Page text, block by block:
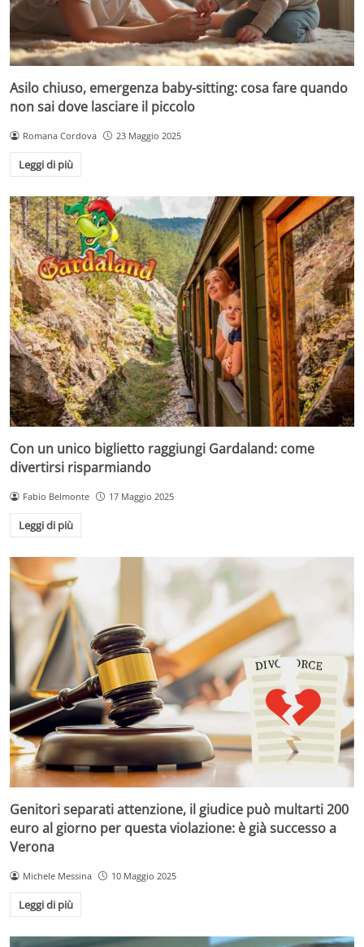
Asilo chiuso, emergenza baby-sitting: cosa fare quando
non sai dove lasciare il piccolo
Romana Cordova 23 Maggio 2025
Leggi di più
Con un unico biglietto raggiungi Gardaland: come
divertirsi risparmiando
Fabio Belmonte 17 Maggio 2025
Leggi di più
Genitori separati attenzione, il giudice può multarti 200
euro al giorno per questa violazione: è già successo a
Verona
Michele Messina 10 Maggio 2025
Leggi di più